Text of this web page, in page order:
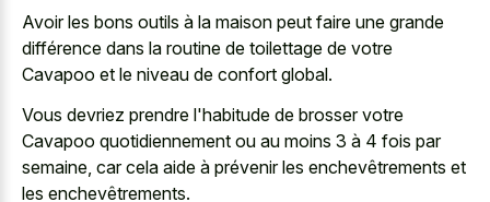
Avoir les bons outils à la maison peut faire une grande
différence dans la routine de toilettage de votre
Cavapoo et le niveau de confort global.
Vous devriez prendre l'habitude de brosser votre
Cavapoo quotidiennement ou au moins 3 à 4 fois par
semaine, car cela aide à prévenir les enchevêtrements et
les enchevêtrements.